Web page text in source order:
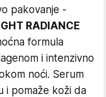
pakovanje -
RADIANCE
formula
i intenzivno
noći. Serum
i pomaže koži da